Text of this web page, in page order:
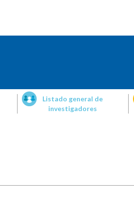
Listado general de
investigadores